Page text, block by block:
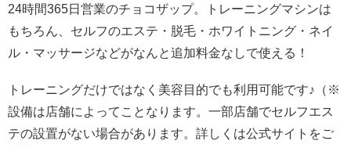
24時間365日営業のチョコザップ。トレーニングマシンは
もちろん、セルフのエステ・脱毛・ホワイトニング・ネイ
ル・マッサージなどがなんと追加料金なしで使える！
トレーニングだけではなく美容目的でも利用可能です♪（※
設備は店舗によってことなります。一部店舗でセルフエス
テの設置がない場合があります。詳しくは公式サイトをご